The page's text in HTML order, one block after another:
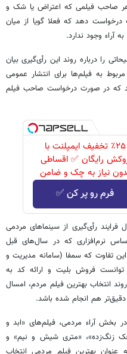
صاحب فیلمی که اعتراض یا شک و
درخواست دهد که فعلا گویا از میان
آراء وجود ندارد.
را درباره روند این رأی‌گیری بیان
مربوط به فیلم‌ها برای انتشار عمومی
که در صورت درخواست صاحب فیلم
٪۲۵ تخفیف ایمپلنت با
رایگان ✅ اقساطی
نیاز به چک و ضامن
فرم رو پر کن ✅
فرایند رأی‌گیری از سینماهای مردمی
نرم‌افزاری که در سال‌های قبل
تفاوت که سمفا (سامانه مدیریت و
فروش بلیت و ارائه کد به
انتخاب بهترین فیلم مردم، امسال
هم انجام شده باشد.
بخش آراء مردمی، فیلم‌های «ابد و
زنگ‌زده»، «متری شیش و نیم» و
عنوان بهترین فیلم مردمی انتخاب